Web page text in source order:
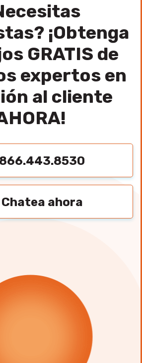
¡Obtenga
GRATIS de
expertos en
al cliente
866.443.8530
Chatea ahora